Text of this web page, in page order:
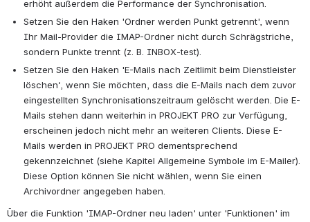
erhöht außerdem die Performance der Synchronisation.
Setzen Sie den Haken 'Ordner werden Punkt getrennt', wenn
Ihr Mail-Provider die IMAP-Ordner nicht durch Schrägstriche,
sondern Punkte trennt (z. B. INBOX-test).
Setzen Sie den Haken 'E-Mails nach Zeitlimit beim Dienstleister
löschen‘, wenn Sie möchten, dass die E-Mails nach dem zuvor
eingestellten Synchronisationszeitraum gelöscht werden. Die E-
Mails stehen dann weiterhin in PROJEKT PRO zur Verfügung,
erscheinen jedoch nicht mehr an weiteren Clients. Diese E-
Mails werden in PROJEKT PRO dementsprechend
gekennzeichnet (siehe Kapitel Allgemeine Symbole im E-Mailer).
Diese Option können Sie nicht wählen, wenn Sie einen
Archivordner angegeben haben.
Über die Funktion 'IMAP-Ordner neu laden' unter 'Funktionen' im